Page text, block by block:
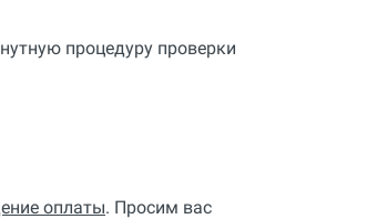
процедуру проверки
оплаты. Просим вас